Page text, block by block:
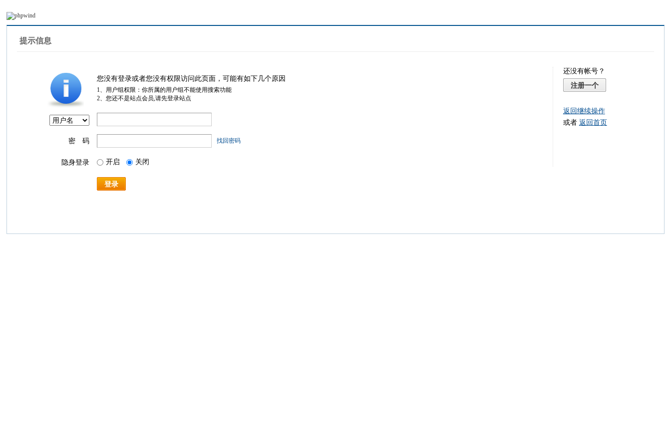
提示信息
您没有登录或者您没有权限访问此页面，可能有如下几个原因
1、用户组权限：你所属的用户组不能使用搜索功能
2、您还不是站点会员,请先登录站点
密 码 找回密码
隐身登录 开启 关闭
登录
还没有帐号？
注册一个
返回继续操作
或者 返回首页